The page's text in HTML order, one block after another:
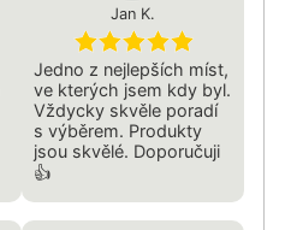
Jan K.
Jedno z nejlepších míst,
ve kterých jsem kdy byl.
Vždycky skvěle poradí
s výběrem. Produkty
jsou skvělé. Doporučuji
👍